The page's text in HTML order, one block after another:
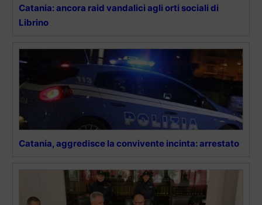
Catania: ancora raid vandalici agli orti sociali di
Librino
Catania, aggredisce la convivente incinta: arrestato